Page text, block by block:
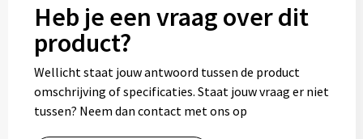
Heb je een vraag over dit
product?
Wellicht staat jouw antwoord tussen de product
omschrijving of specificaties. Staat jouw vraag er niet
tussen? Neem dan contact met ons op